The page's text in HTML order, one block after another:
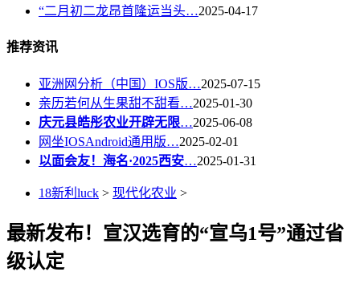
“二月初二龙昂首隆运当头…2025-04-17
推荐资讯
亚洲网分析（中国）IOS版…2025-07-15
亲历若何从生果甜不甜看…2025-01-30
庆元县皓彤农业开辟无限…2025-06-08
网坐IOSAndroid通用版…2025-02-01
以面会友！海名·2025西安…2025-01-31
18新利luck > 现代化农业 >
最新发布！宣汉选育的“宣乌1号”通过省
级认定